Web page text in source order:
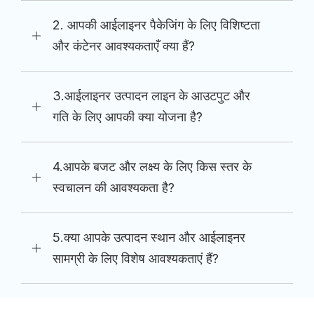
2. आपकी आईलाइनर पैकेजिंग के लिए विशिष्टता
और कंटेनर आवश्यकताएँ क्या हैं?
3.आईलाइनर उत्पादन लाइन के आउटपुट और
गति के लिए आपकी क्या योजना है?
4.आपके बजट और लक्ष्य के लिए किस स्तर के
स्वचालन की आवश्यकता है?
5.क्या आपके उत्पादन स्थान और आईलाइनर
सामग्री के लिए विशेष आवश्यकताएं हैं?